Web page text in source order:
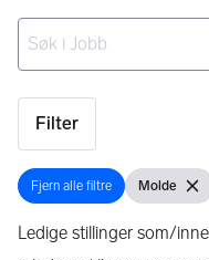
Filter
Fjern alle filtre
Fjern alle filtre Vis filter
Molde
Ledige stillinger som/